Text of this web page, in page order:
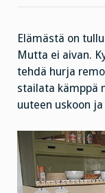
Elämästä on
Mutta ei aivan.
tehdä hurja
stailata kämppä
uuteen uskoon